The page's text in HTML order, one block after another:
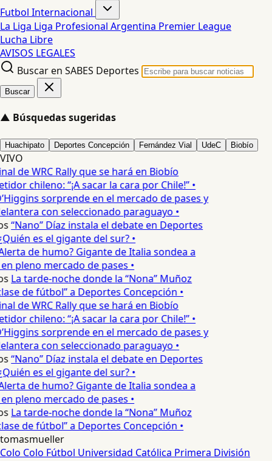
Futbol Internacional
La Liga Liga Profesional Argentina Premier League
Lucha Libre
AVISOS LEGALES
Buscar en SABES Deportes
Buscar
▲ Búsquedas sugeridas
Huachipato Deportes Concepción Fernández Vial UdeC Biobío
VIVO
de WRC Rally que se hará en Biobío
chileno: “¡A sacar la cara por Chile!” •
sorprende en el mercado de pases y
con seleccionado paraguayo •
“Nano” Díaz instala el debate en Deportes
es el gigante del sur? •
de humo? Gigante de Italia sondea a
pleno mercado de pases •
La tarde-noche donde la “Nona” Muñoz
de fútbol” a Deportes Concepción •
de WRC Rally que se hará en Biobío
chileno: “¡A sacar la cara por Chile!” •
sorprende en el mercado de pases y
con seleccionado paraguayo •
“Nano” Díaz instala el debate en Deportes
es el gigante del sur? •
de humo? Gigante de Italia sondea a
pleno mercado de pases •
La tarde-noche donde la “Nona” Muñoz
de fútbol” a Deportes Concepción •
tomasmueller
Colo Colo Fútbol Universidad Católica Primera División